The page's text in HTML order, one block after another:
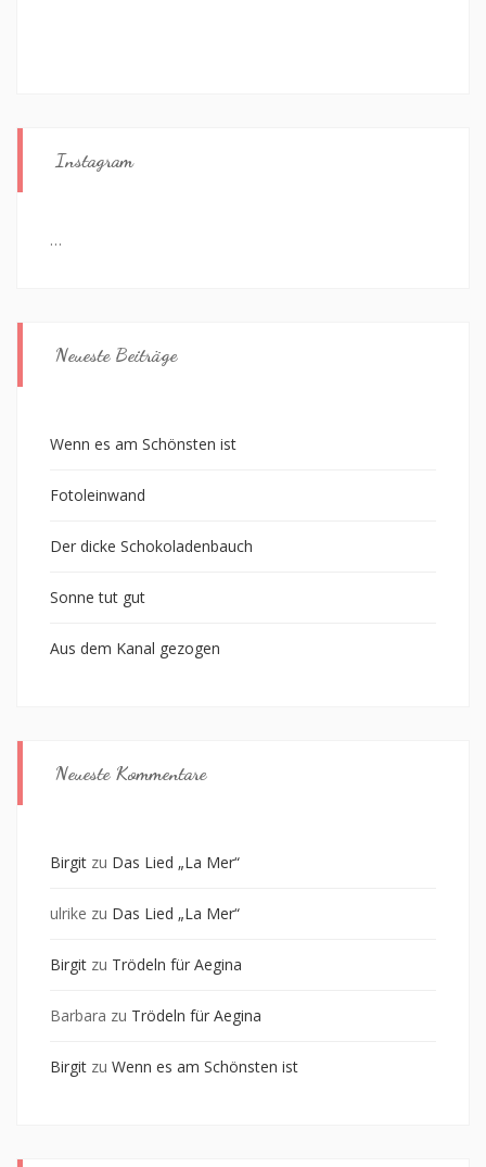
Instagram
…
Neueste Beiträge
Wenn es am Schönsten ist
Fotoleinwand
Der dicke Schokoladenbauch
Sonne tut gut
Aus dem Kanal gezogen
Neueste Kommentare
Birgit zu Das Lied „La Mer“
ulrike zu Das Lied „La Mer“
Birgit zu Trödeln für Aegina
Barbara zu Trödeln für Aegina
Birgit zu Wenn es am Schönsten ist